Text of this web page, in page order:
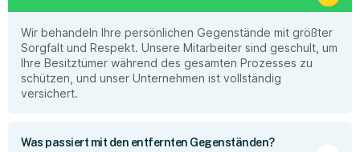
Wir behandeln Ihre persönlichen Gegenstände mit größter
Sorgfalt und Respekt. Unsere Mitarbeiter sind geschult, um
Ihre Besitztümer während des gesamten Prozesses zu
schützen, und unser Unternehmen ist vollständig
versichert.
Was passiert mit den entfernten Gegenständen?